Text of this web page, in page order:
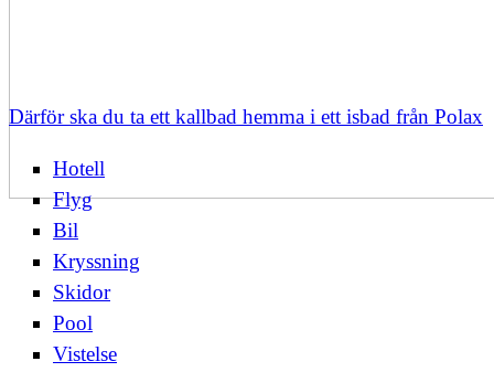
Därför ska du ta ett kallbad hemma i ett isbad från Polax
Hotell
Flyg
Bil
Kryssning
Skidor
Pool
Vistelse